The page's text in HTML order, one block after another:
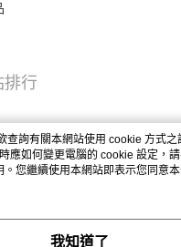
排行
查詢有關本網站使用 cookie 方式之
應如何變更電腦的 cookie 設定，
。您繼續使用本網站即表示您同意
cookie。
我知道了